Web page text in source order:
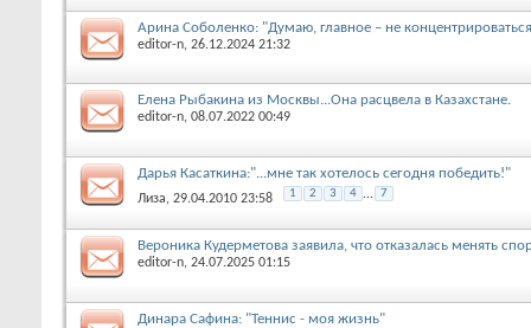
Арина Соболенко: "Думаю, главное – не концентрироваться
editor-n, 26.12.2024 21:32
Елена Рыбакина из Москвы...Она расцвела в Казахстане.
editor-n, 08.07.2022 00:49
Дарья Касаткина:"...мне так хотелось сегодня победить!"
Лиза, 29.04.2010 23:58 1 2 3 4 ... 7
Вероника Кудерметова заявила, что отказалась менять
editor-n, 24.07.2025 01:15
Динара Сафина: "Теннис - моя жизнь"